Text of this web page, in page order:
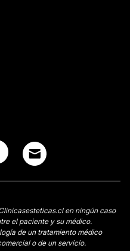
en ningún caso
el paciente y su médico.
de un tratamiento médico
o de un servicio.